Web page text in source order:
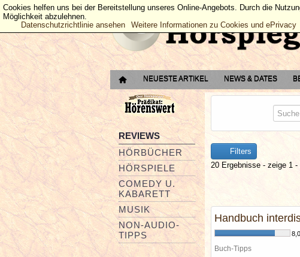
NEUESTE ARTIKEL NEWS & DATES
REVIEWS
HÖRBÜCHER
HÖRSPIELE
COMEDY U.
KABARETT
MUSIK
NON-AUDIO-
TIPPS
Filters
20 Ergebnisse - zeige 1 -
Handbuch
8,0
Buch-Tipps
Cookies helfen uns bei der Bereitstellung unseres Online-Angebots. Durch die
Möglichkeit abzulehnen.
Datenschutzrichtlinie ansehen
Weitere Informationen zu Cookies und ePrivacy